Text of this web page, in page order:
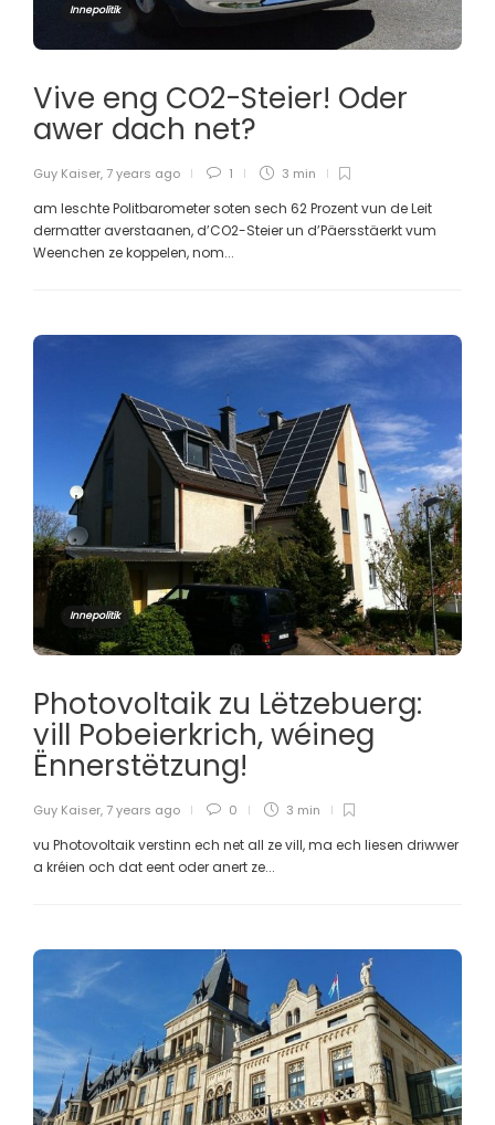
Innepolitik
Vive eng CO2-Steier! Oder
awer dach net?
Guy Kaiser, 7 years ago 1 3 min
am leschte Politbarometer soten sech 62 Prozent vun de Leit
dermatter averstaanen, d’CO2-Steier un d’Päersstäerkt vum
Weenchen ze koppelen, nom...
Innepolitik
Photovoltaik zu Lëtzebuerg:
vill Pobeierkrich, wéineg
Ënnerstëtzung!
Guy Kaiser, 7 years ago 0 3 min
vu Photovoltaik verstinn ech net all ze vill, ma ech liesen driwwer
a kréien och dat eent oder anert ze...